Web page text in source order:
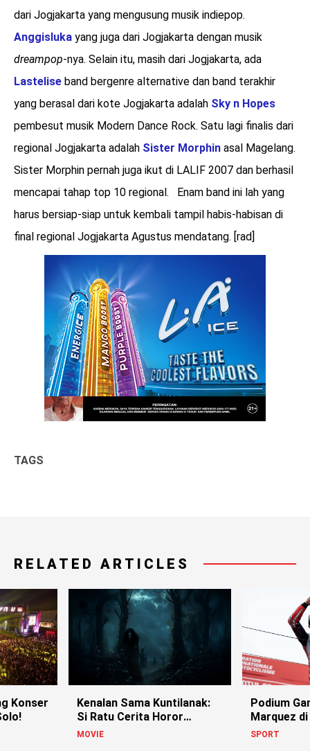
dari Jogjakarta yang mengusung musik indiepop.
Anggisluka yang juga dari Jogjakarta dengan musik
dreampop-nya. Selain itu, masih dari Jogjakarta, ada
Lastelise band bergenre alternative dan band terakhir
yang berasal dari kote Jogjakarta adalah Sky n Hopes
pembesut musik Modern Dance Rock. Satu lagi finalis dari
regional Jogjakarta adalah Sister Morphin asal Magelang.
Sister Morphin pernah juga ikut di LALIF 2007 dan berhasil
mencapai tahap top 10 regional. Enam band ini lah yang
harus bersiap-siap untuk kembali tampil habis-habisan di
final regional Jogjakarta Agustus mendatang. [rad]
TAGS
RELATED ARTICLES
Konser
Kenalan Sama Kuntilanak:
Si Ratu Cerita Horor
Indonesia!
MOVIE
Podium
Marquez
SPORT